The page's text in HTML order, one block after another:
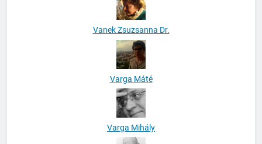
Vanek Zsuzsanna Dr.
Varga Máté
Varga Mihály